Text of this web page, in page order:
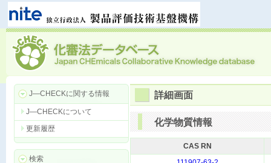
J―CHECKに関する情報
J―CHECKについて
更新履歴
検索
詳細画面
化学物質情報
CAS RN